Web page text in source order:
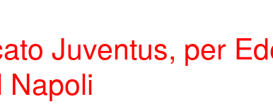
Juventus, per
Napoli